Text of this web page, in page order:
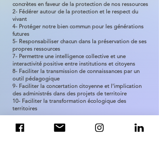
concrètes en faveur de la protection de nos ressources
2- Fédérer autour de la protection et le respect du
vivant
4- Protéger notre bien commun pour les générations
futures
5- Responsabiliser chacun dans la préservation de ses
propres ressources
7- Permettre une intelligence collective et une
interactivité positive entre institutions et citoyens
8- Faciliter la transmission de connaissances par un
outil pédagogique
9- Faciliter la concertation citoyenne et l'implication
des administrés dans des projets de territoire
10- Faciliter la transformation écologique des
territoires
Nos ressources sont fragiles.